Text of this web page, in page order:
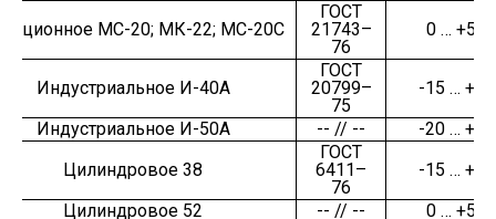
МС-20; МК-22; МС-20С
ГОСТ
21743–
76
0 … +50
Индустриальное И-40А
ГОСТ
20799–
75
-15 … +45
Индустриальное И-50А
-- // --
-20 … +50
Цилиндровое 38
ГОСТ
6411–
76
-15 … +50
Цилиндровое 52
-- // --
0 … +50